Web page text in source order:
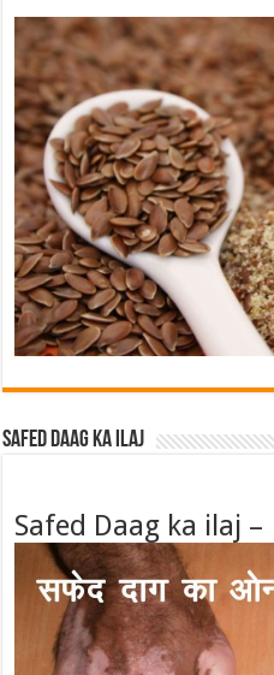
Safed Daag ka ilaj
Safed Daag ka ilaj –